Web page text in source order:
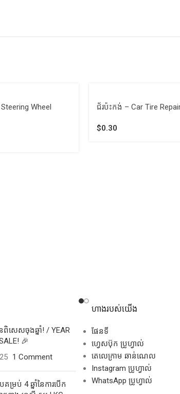
Wheel
ជ័រប៉ះកង់ – Car Tire
$0.30
សេសចុងឆ្នាំ! / YEAR
🎉
1 Comment
ម្រប់ 4 ឆ្នាំនៃការបើក
ហាងរបស់យើង
ផែនទី
ហ្វេសប៊ុក ប្រូហ្វាល់
តេលេក្រាម ឆាន់ណេល
Instagram ប្រូហ្វាល់
WhatsApp ប្រូហ្វាល់